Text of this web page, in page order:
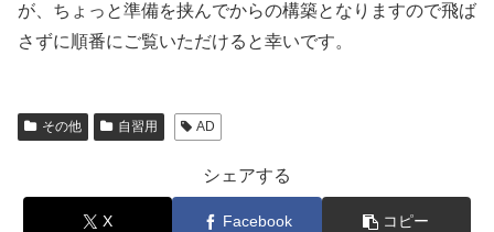
が、ちょっと準備を挟んでからの構築となりますので飛ば
さずに順番にご覧いただけると幸いです。
その他 自習用 AD
シェアする
X Facebook コピー